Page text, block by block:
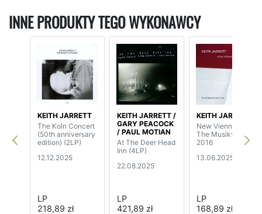
INNE PRODUKTY TEGO WYKONAWCY
KEITH JARRETT
The Koln Concert
(50th anniversary
edition) (2LP)
12.12.2025
LP
218,89 zł
KEITH JARRETT /
GARY PEACOCK
/ PAUL MOTIAN
At The Deer Head
Inn (4LP)
22.08.2025
LP
421,89 zł
KEITH JARRETT
New Vienna - At
The Musikverein
2016
13.06.2025
LP
168,89 zł